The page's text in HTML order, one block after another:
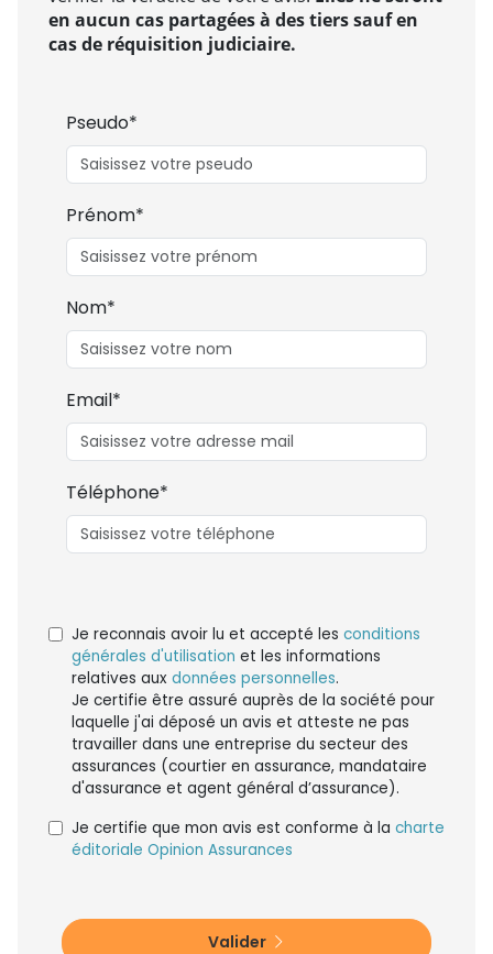
en aucun cas partagées à des tiers sauf en
cas de réquisition judiciaire.
Pseudo*
Prénom*
Nom*
Email*
Téléphone*
Je reconnais avoir lu et accepté les conditions
générales d'utilisation et les informations
relatives aux données personnelles.
Je certifie être assuré auprès de la société pour
laquelle j'ai déposé un avis et atteste ne pas
travailler dans une entreprise du secteur des
assurances (courtier en assurance, mandataire
d'assurance et agent général d’assurance).
Je certifie que mon avis est conforme à la charte
éditoriale Opinion Assurances
Valider